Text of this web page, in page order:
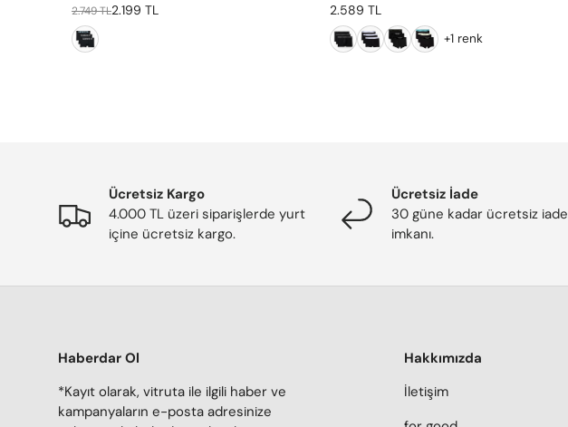
2.749 TL2.199 TL
2.589 TL
+1 renk
Ücretsiz Kargo
4.000 TL üzeri siparişlerde yurt
içine ücretsiz kargo.
Ücretsiz İade
30 güne kadar ücretsiz iade
imkanı.
Haberdar Ol
*Kayıt olarak, vitruta ile ilgili haber ve
kampanyaların e-posta adresinize
Hakkımızda
İletişim